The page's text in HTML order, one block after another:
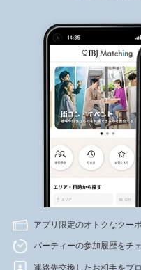
アプリ限定のオトクなクー
パーティーの参加履歴をチ
連絡先交換したお相手をプ